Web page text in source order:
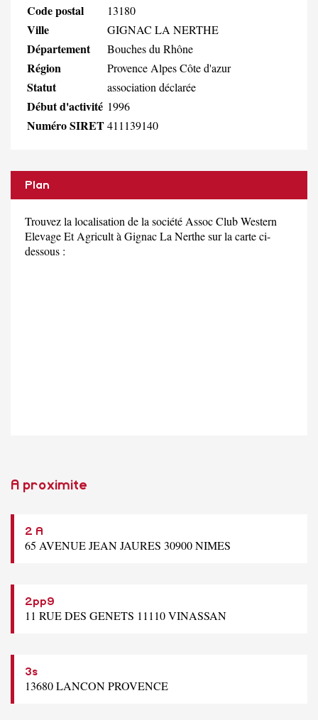
Code postal 13180
Ville GIGNAC LA NERTHE
Département Bouches du Rhône
Région Provence Alpes Côte d'azur
Statut association déclarée
Début d'activité 1996
Numéro SIRET411139140
Plan
Trouvez la localisation de la société Assoc Club Western
Elevage Et Agricult à Gignac La Nerthe sur la carte ci-
dessous :
A proximite
2 A
65 AVENUE JEAN JAURES 30900 NIMES
2pp9
11 RUE DES GENETS 11110 VINASSAN
3s
13680 LANCON PROVENCE